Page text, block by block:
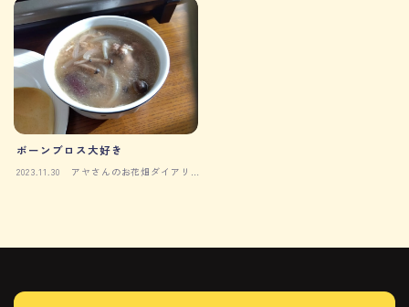
ボーンブロス大好き
2023.11.30
アヤさんのお花畑ダイアリ